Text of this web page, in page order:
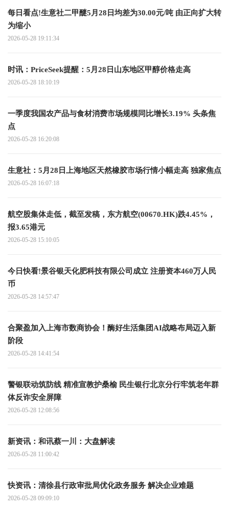
每日看点!生意社二甲醚5月28日均差为30.00元/吨 由正向扩大转
为缩小
2026-05-28 19:11:34
时讯：PriceSeek提醒：5月28日山东地区甲醇价格走高
2026-05-28 18:10:19
一季度我国农产品与食材消费市场规模同比增长3.19% 头条焦
点
2026-05-28 16:20:08
生意社：5月28日上海地区天然橡胶市场行情小幅走高 独家焦点
2026-05-28 16:07:18
航空股集体走低，截至发稿，东方航空(00670.HK)跌4.45%，
报3.65港元
2026-05-28 15:10:05
今日快看!景谷银天化肥科技有限公司成立 注册资本460万人民
币
2026-05-28 14:57:47
合聚盈加入上海市数商协会！酶好生活集团AI战略布局迈入新
阶段
2026-05-28 14:41:54
警银联动筑防线 精准宣教护桑榆 民生银行北京分行牢筑老年群
体反诈安全屏障
2026-05-28 12:08:56
新资讯：和讯蔡一川：大盘解读
2026-05-28 11:00:42
快资讯：清徐县行政审批局优化政务服务 解决企业难题
2026-05-28 09:09:10